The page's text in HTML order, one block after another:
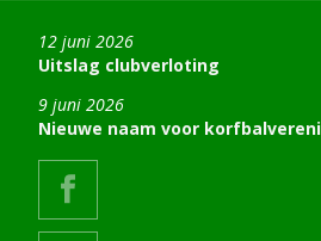
Uitslag clubverloting
12 juni 2026
Nieuwe naam voor
9 juni 2026